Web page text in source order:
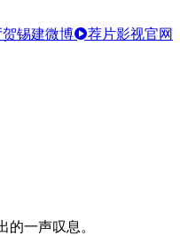
贺锡建微博
荐片影视官网
的一声叹息。